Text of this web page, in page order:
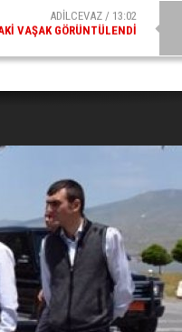
ADİLCEVAZ / 09:10
İÇIŞLERI BAKANI OLDU